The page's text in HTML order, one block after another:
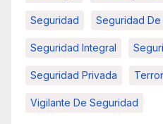
Seguridad Seguridad De
Seguridad Integral
Seguridad Privada
Vigilante De Seguridad